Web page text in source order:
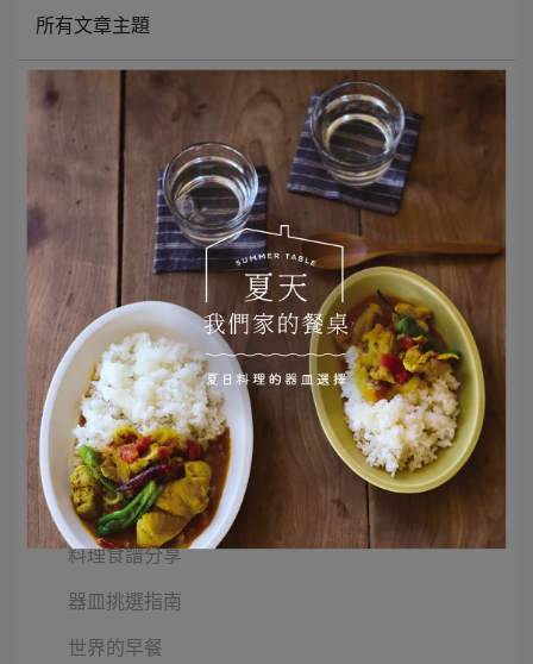
所有文章主題
Monday Morning 早餐器皿
二十四節氣
器皿與我的小小擺盤
甜點食譜與器皿
日本鄉土料理食譜
STAFF 的使用筆記
日常經典器皿
餐桌佈置
世界的蛋料理
料理食譜分享
器皿挑選指南
世界的早餐